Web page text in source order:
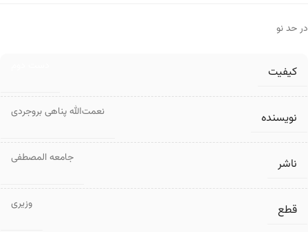
در حد نو
کیفیت
نویسنده نعمت‌الله پناهی بروجردی
ناشر جامعه المصطفی
قطع وزیری